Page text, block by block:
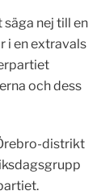
nej till en
i en extravals
och dess
distrikt